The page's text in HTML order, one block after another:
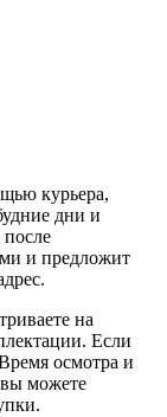
курьера,
дни и
после
и предложит
на
Если
осмотра и
можете